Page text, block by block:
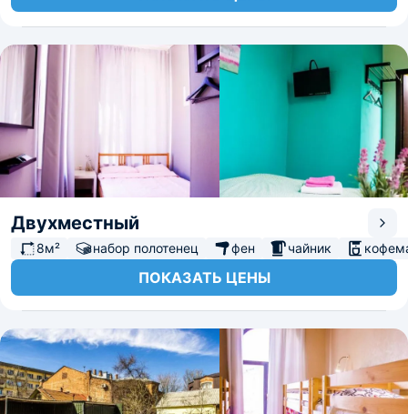
Двухместный
8м² набор полотенец фен чайник
ПОКАЗАТЬ ЦЕНЫ